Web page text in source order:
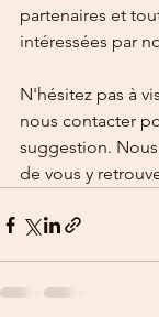
partenaires et
intéressées par
N'hésitez pas à
nous contacter
suggestion.
de vous y